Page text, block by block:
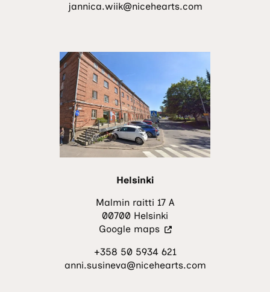
Linkki
välilehteen.)
jannica.wiik@nicehearts.com
Helsinki
Malmin raitti 17 A
00700 Helsinki
Google maps(Vieraile
sivustolla.
Linkki
+358 50 5934 621
anni.susineva@nicehearts.com